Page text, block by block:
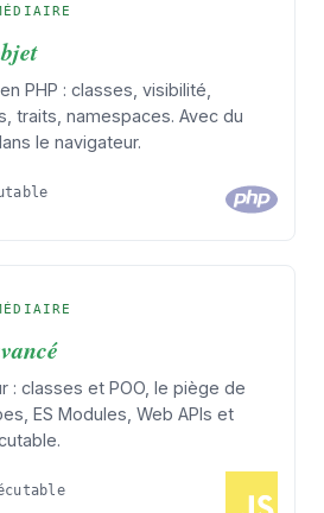
PHP : classes, visibilité,
traits, namespaces. Avec du
le navigateur.
: classes et POO, le piège de
ES Modules, Web APIs et